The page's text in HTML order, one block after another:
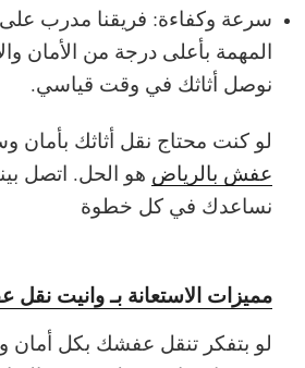
سرعة وكفاءة: فريقنا مدرب
المهمة بأعلى درجة من الأمان
نوصل أثاثك في وقت قياسي.
لو كنت محتاج نقل أثاثك بأمان
عفش بالرياض هو الحل. اتصل
نساعدك في كل خطوة
مميزات الاستعانة بـ وانيت
لو بتفكر تنقل عفشك بكل أمان